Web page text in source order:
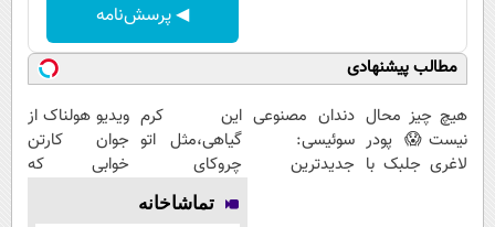
◀ پرسش‌نامه
مطالب پیشنهادی
هیچ چیز محال
نیست😱 پودر
لاغری جلبک با
دندان مصنوعی
سوئیسی:
جدیدترین
این کرم
گیاهی،مثل اتو
چروکای
پوستتوصاف
میکنه!50%تخفیف
ویدیو هولناک از
جوان کارتن
خوابی که
تماشاخانه